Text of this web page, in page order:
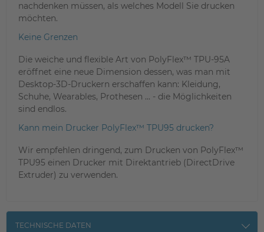
nachdenken müssen, als welches Modell Sie drucken
möchten.
Keine Grenzen
Die weiche und flexible Art von PolyFlex™ TPU-95A
eröffnet eine neue Dimension dessen, was man mit
Desktop-3D-Druckern erschaffen kann: Kleidung,
Schuhe, Wearables, Prothesen ... - die Möglichkeiten
sind endlos.
Kann mein Drucker PolyFlex™ TPU95 drucken?
Wir empfehlen dringend, zum Drucken von PolyFlex™
TPU95 einen Drucker mit Direktantrieb (DirectDrive
Extruder) zu verwenden.
TECHNISCHE DATEN